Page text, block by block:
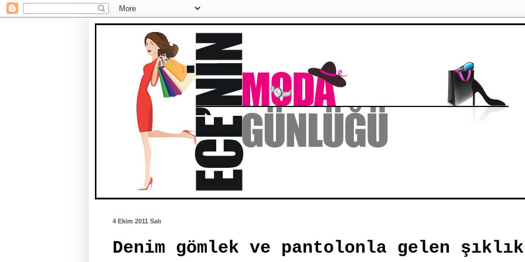
4 Ekim 2011 Salı
Denim gömlek ve pantolonla gelen